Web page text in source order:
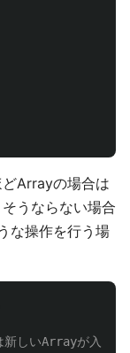
Arrayの場合は
うならない場合
な操作を行う場
しいArrayが入るみ